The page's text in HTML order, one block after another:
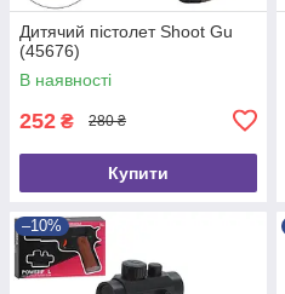
Дитячий пістолет Shoot Gu
(45676)
В наявності
252 ₴ 280 ₴
Купити
–10%